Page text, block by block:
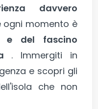
davvero
ogni momento è
e del fascino
. Immergiti in
e scopri gli
che non